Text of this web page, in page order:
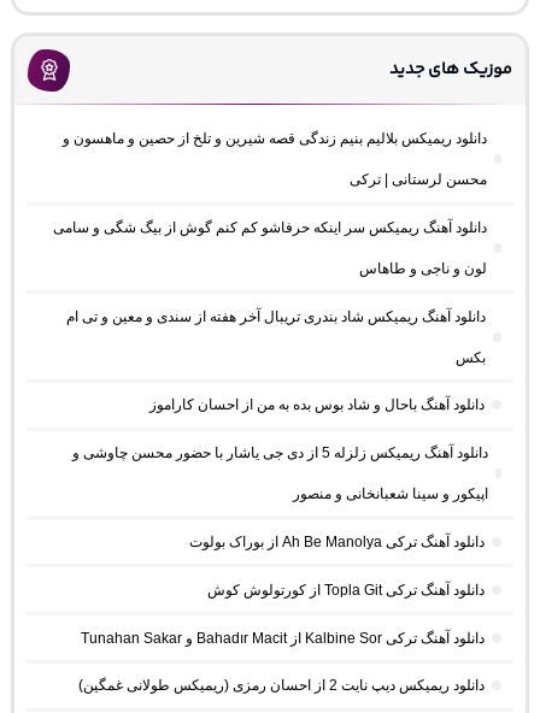
موزیک های جدید
دانلود ریمیکس بلالیم بنیم زندگی قصه شیرین و تلخ از حصین و ماهسون و
محسن لرستانی | ترکی
دانلود آهنگ ریمیکس سر اینکه حرفاشو کم کنم گوش از بیگ شگی و سامی
لون و ناجی و طاهاس
دانلود آهنگ ریمیکس شاد بندری تریبال آخر هفته از سندی و معین و تی ام
بکس
دانلود آهنگ باحال و شاد بوس بده به من از احسان کاراموز
دانلود آهنگ ریمیکس زلزله 5 از دی جی یاشار با حضور محسن چاوشی و
اپیکور و سینا شعبانخانی و منصور
دانلود آهنگ ترکی Ah Be Manolya از بوراک بولوت
دانلود آهنگ ترکی Topla Git از کورتولوش کوش
دانلود آهنگ ترکی Kalbine Sor از Bahadır Macit و Tunahan Sakar
دانلود ریمیکس دیپ نایت 2 از احسان رمزی (ریمیکس طولانی غمگین)